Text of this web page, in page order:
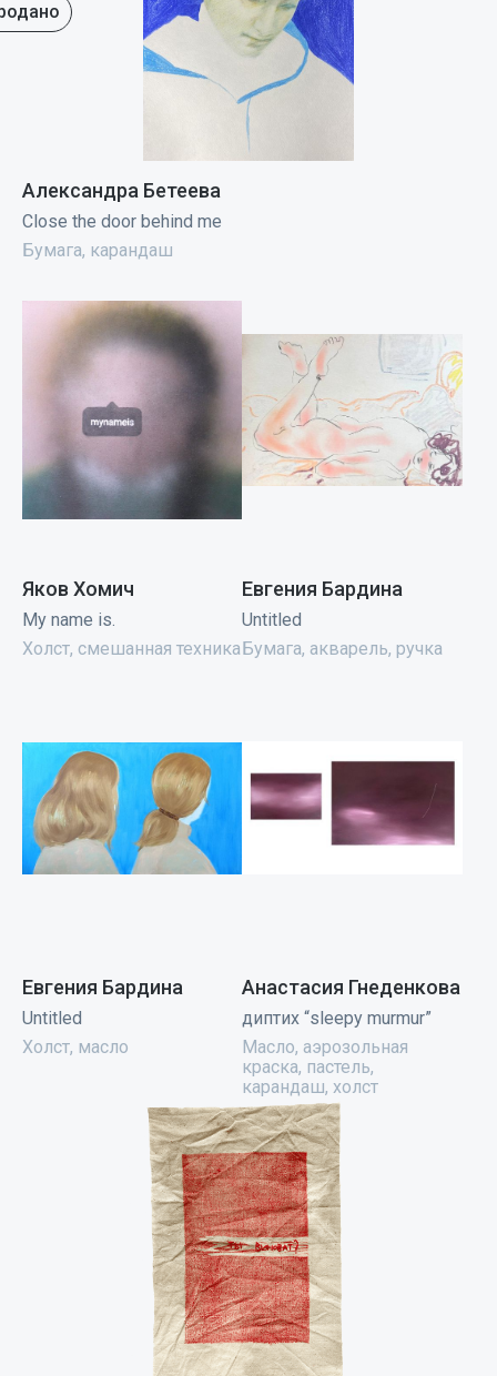
Александра Бетеева
Close the door behind me
Бумага, карандаш
Яков Хомич
My name is.
Холст, смешанная техника
Евгения Бардина
Untitled
Бумага, акварель, ручка
Евгения Бардина
Untitled
Холст, масло
Анастасия Гнеденкова
диптих “sleepy murmur”
Масло, аэрозольная
краска, пастель,
карандаш, холст